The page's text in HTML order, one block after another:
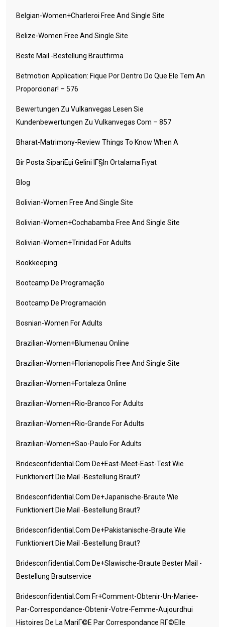
Belgian-Women+charleroi Free And Single Site
Belize-Women Free And Single Site
Beste Mail -Bestellung Brautfirma
Betmotion Application: Fique Por Dentro Do Que Ele Tem An
Proporcionar! – 576
Bewertungen Zu Vulkanvegas Lesen Sie
Kundenbewertungen Zu Vulkanvegas Com – 857
Bharat-Matrimony-Review Things To Know When A
Bir Posta SipariЕџi Gelini IГ§in Ortalama Fiyat
Blog
Bolivian-Women Free And Single Site
Bolivian-Women+cochabamba Free And Single Site
Bolivian-Women+trinidad For Adults
Bookkeeping
Bootcamp De Programação
Bootcamp De Programación
Bosnian-Women For Adults
Brazilian-Women+blumenau Online
Brazilian-Women+florianopolis Free And Single Site
Brazilian-Women+fortaleza Online
Brazilian-Women+rio-Branco For Adults
Brazilian-Women+rio-Grande For Adults
Brazilian-Women+sao-Paulo For Adults
Bridesconfidential.com De+east-Meet-East-Test Wie
Funktioniert Die Mail -Bestellung Braut?
Bridesconfidential.com De+japanische-Braute Wie
Funktioniert Die Mail -Bestellung Braut?
Bridesconfidential.com De+pakistanische-Braute Wie
Funktioniert Die Mail -Bestellung Braut?
Bridesconfidential.com De+slawische-Braute Bester Mail -
Bestellung Brautservice
Bridesconfidential.com Fr+comment-Obtenir-Un-Mariee-
Par-Correspondance-Obtenir-Votre-Femme-Aujourdhui
Histoires De La MariГ©e Par Correspondance RГ©elle